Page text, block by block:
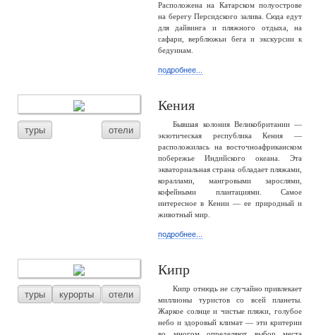
Расположена на Катарском полуострове
на берегу Персидского залива. Сюда едут
для дайвинга и пляжного отдыха, на
сафари, верблюжьи бега и экскурсии к
бедуинам.
подробнее...
туры отели
Кения
Бывшая колония Великобритании —
экзотическая республика Кения —
расположилась на восточноафриканском
побережье Индийского океана. Эта
экваториальная страна обладает пляжами,
кораллами, мангровыми зарослями,
кофейными плантациями. Самое
интересное в Кении — ее природный и
животный мир.
подробнее...
туры курорты отели
Кипр
Кипр отнюдь не случайно привлекает
миллионы туристов со всей планеты.
Жаркое солнце и чистые пляжи, голубое
небо и здоровый климат — эти критерии